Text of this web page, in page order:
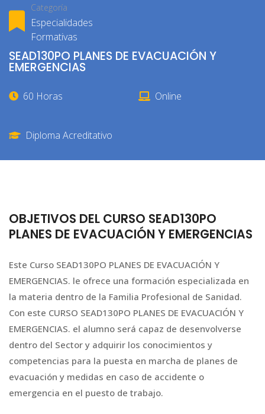
Categoría
Especialidades
Formativas
SEAD130PO PLANES DE EVACUACIÓN Y
EMERGENCIAS
60 Horas Online
Diploma Acreditativo
OBJETIVOS DEL CURSO SEAD130PO
PLANES DE EVACUACIÓN Y EMERGENCIAS
Este Curso SEAD130PO PLANES DE EVACUACIÓN Y
EMERGENCIAS. le ofrece una formación especializada en
la materia dentro de la Familia Profesional de Sanidad.
Con este CURSO SEAD130PO PLANES DE EVACUACIÓN Y
EMERGENCIAS. el alumno será capaz de desenvolverse
dentro del Sector y adquirir los conocimientos y
competencias para la puesta en marcha de planes de
evacuación y medidas en caso de accidente o
emergencia en el puesto de trabajo.